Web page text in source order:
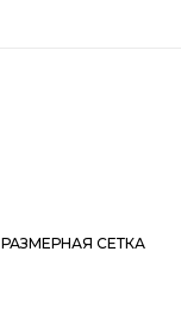
РАЗМЕРНАЯ СЕТКА